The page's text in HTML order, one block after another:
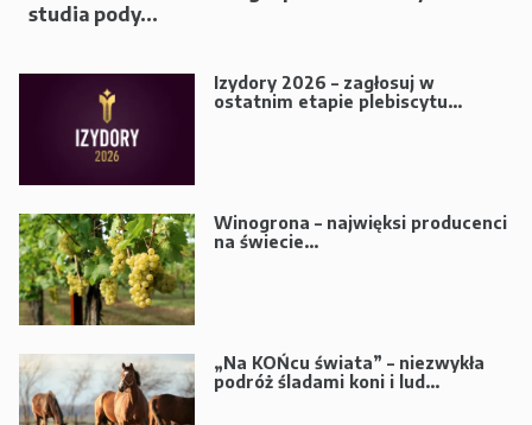
studia pody...
Izydory 2026 – zagłosuj w
ostatnim etapie plebiscytu...
Winogrona – najwięksi producenci
na świecie...
„Na KOŃcu świata” – niezwykła
podróż śladami koni i lud...